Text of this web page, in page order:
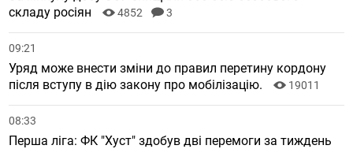
складу росіян
4852 3
09:21
Уряд може внести зміни до правил перетину кордону
після вступу в дію закону про мобілізацію.
19011
08:33
Перша ліга: ФК "Хуст" здобув дві перемоги за тиждень